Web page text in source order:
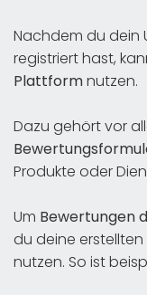
Nachdem du dein
registriert hast,
Plattformnutzen.
Dazu gehört vor
Produkte oder
Um Bewertungen
du deine
nutzen. So ist